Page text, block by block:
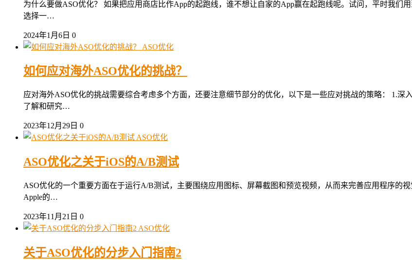
为什么要做ASO优化？ 如果把应用商店比作App的起跑线，谁不想让自家的App赢在起跑线呢。试问，平时我们
选择一…
2024年1月6日 0
ASO优化
如何应对海外ASO优化的挑战？
应对海外ASO优化的挑战需要综合考虑多个方面，还要注意细节部分的优化，以下是一些应对挑战的策略： 1.
了解和研究…
2023年12月29日 0
ASO优化
ASO优化之关于iOS的A/B测试
ASO优化的一个重要方面在于运行A/B测试，主要围绕应用图标、屏幕截图和预览视频，从而来完善应用程序的
Apple的…
2023年11月21日 0
ASO优化
关于ASO优化的分步入门指南2